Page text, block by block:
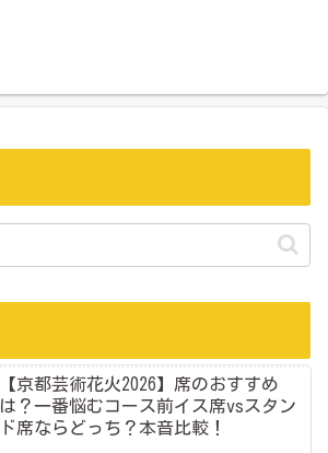
【京都芸術花火2026】席のおすすめ
は？一番悩むコース前イス席vsスタン
ド席ならどっち？本音比較！